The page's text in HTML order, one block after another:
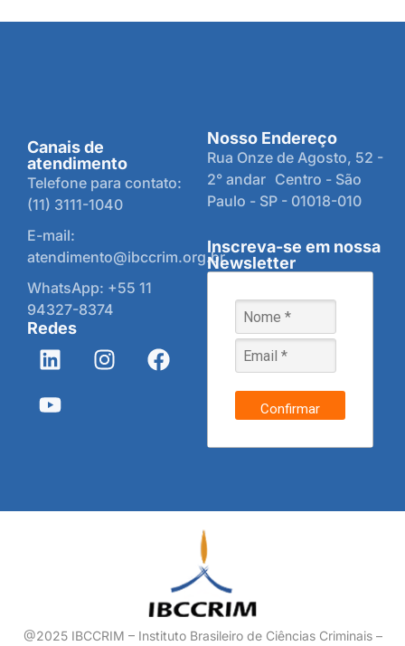
Canais de
atendimento
Telefone para contato:
(11) 3111-1040
E-mail:
atendimento@ibccrim.org.br
WhatsApp: +55 11
94327-8374
Redes
Nosso Endereço
Rua Onze de Agosto, 52 -
2° andar Centro - São
Paulo - SP - 01018-010
Inscreva-se em nossa
Newsletter
Confirmar
@2025 IBCCRIM – Instituto Brasileiro de Ciências Criminais –